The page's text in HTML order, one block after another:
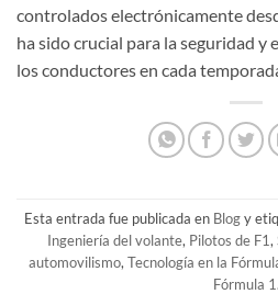
controlados electrónicamente
ha sido crucial para la seguridad y
los conductores en cada
Esta entrada fue publicada en Blogy
Ingeniería del volante, Pilotos de F1,
automovilismo, Tecnología en la
Fórmula 1.